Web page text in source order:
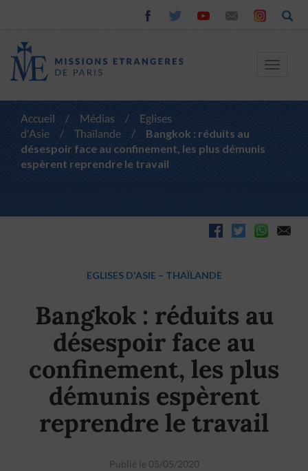
Toggle
Accueil / Médias /
Eglises
d'Asie
/ Thaïlande /
Bangkok : réduits au
désespoir face au confinement, les plus démunis
espèrent reprendre le travail
EGLISES D'ASIE – THAÏLANDE
Bangkok : réduits au
désespoir face au
confinement, les plus
démunis espèrent
reprendre le travail
Publié le 05/05/2020